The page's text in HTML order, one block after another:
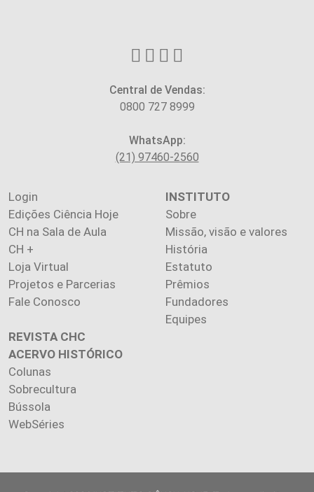
Central de Vendas:
0800 727 8999
WhatsApp:
(21) 97460-2560
Login
Edições Ciência Hoje
CH na Sala de Aula
CH +
Loja Virtual
Projetos e Parcerias
Fale Conosco
INSTITUTO
Sobre
Missão, visão e valores
História
Estatuto
Prêmios
Fundadores
Equipes
REVISTA CHC
ACERVO HISTÓRICO
Colunas
Sobrecultura
Bússola
WebSéries